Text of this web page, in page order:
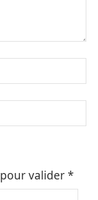
pour valider*